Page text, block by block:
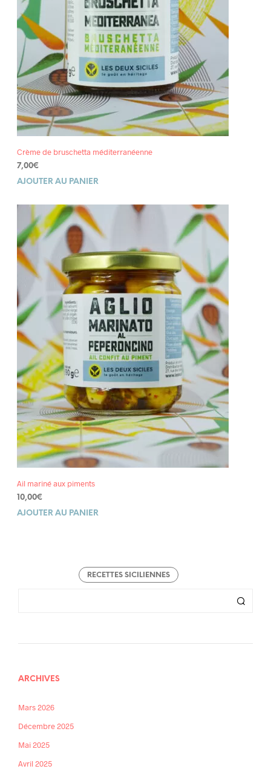
Crème de bruschetta méditerranéenne
7,00€
AJOUTER AU PANIER
Ail mariné aux piments
10,00€
AJOUTER AU PANIER
RECETTES SICILIENNES
ARCHIVES
Mars 2026
Décembre 2025
Mai 2025
Avril 2025